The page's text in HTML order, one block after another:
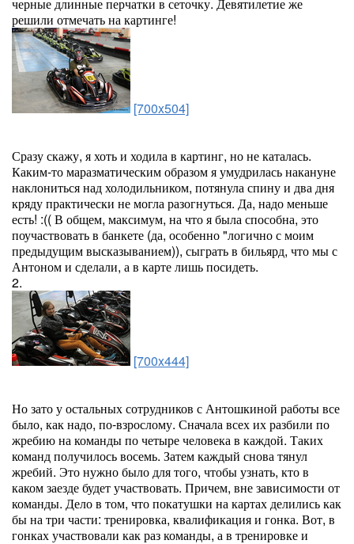
решили отмечать на картинге!
[700x504]
Сразу скажу, я хоть и ходила в картинг, но не каталась.
Каким-то маразматическим образом я умудрилась накануне
наклониться над холодильником, потянула спину и два дня
кряду практически не могла разогнуться. Да, надо меньше
есть! :(( В общем, максимум, на что я была способна, это
поучаствовать в банкете (да, особенно "логично с моим
предыдущим высказыванием)), сыграть в бильярд, что мы с
Антоном и сделали, а в карте лишь посидеть.
2.
[700x444]
Но зато у остальных сотрудников с Антошкиной работы все
было, как надо, по-взрослому. Сначала всех их разбили по
жребию на команды по четыре человека в каждой. Таких
команд получилось восемь. Затем каждый снова тянул
жребий. Это нужно было для того, чтобы узнать, кто в
каком заезде будет участвовать. Причем, вне зависимости от
команды. Дело в том, что покатушки на картах делились как
бы на три части: тренировка, квалификация и гонка. Вот, в
гонках участвовали как раз команды, а в тренировке и